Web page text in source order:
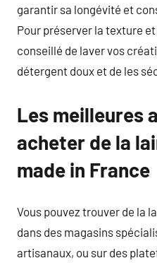
garantir sa longévité et
Pour préserver la texture
conseillé de laver vos
détergent doux et de les
Les meilleures
acheter de la
made in France
Vous pouvez trouver de la
dans des magasins
artisanaux, ou sur des